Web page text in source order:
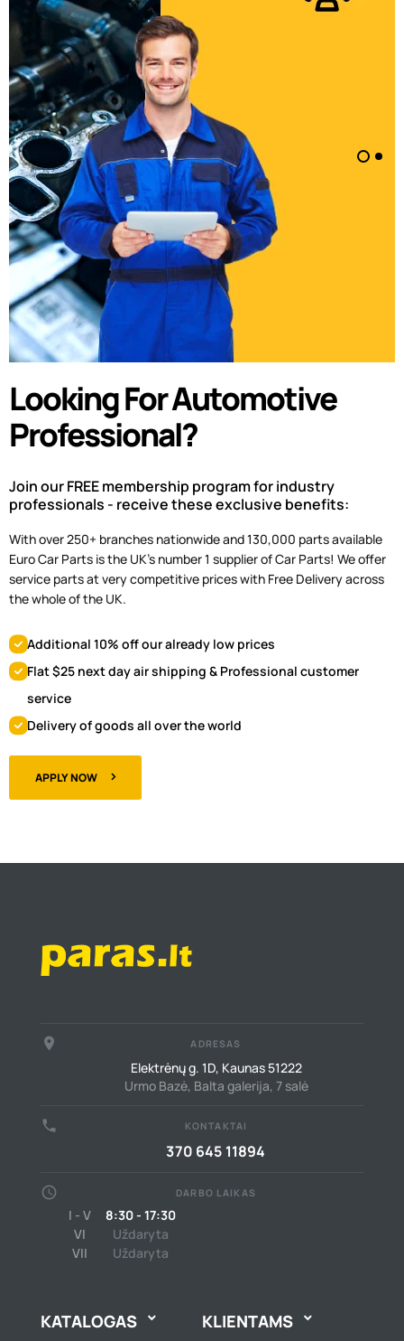
Looking For Automotive
Professional?
Join our FREE membership program for industry
professionals - receive these exclusive benefits:
With over 250+ branches nationwide and 130,000 parts available
Euro Car Parts is the UK's number 1 supplier of Car Parts! We offer
service parts at very competitive prices with Free Delivery across
the whole of the UK.
Additional 10% off our already low prices
Flat $25 next day air shipping & Professional customer
service
Delivery of goods all over the world
APPLY NOW
place ADRESAS
Elektrėnų g. 1D, Kaunas 51222
Urmo Bazė, Balta galerija, 7 salė
call KONTAKTAI
370 645 11894
schedule DARBO LAIKAS
I - V
8:30 - 17:30
VI
Uždaryta
VII
Uždaryta
KATALOGAS  KLIENTAMS 